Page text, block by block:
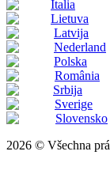
Italia
Lietuva
Latvija
Nederland
Polska
România
Srbija
Sverige
Slovensko
2026 © Všechna